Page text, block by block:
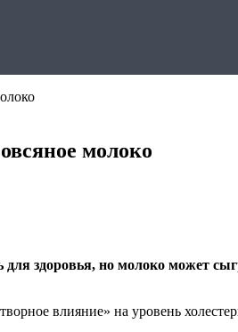
молоко
здоровья, но молоко может
влияние» на уровень